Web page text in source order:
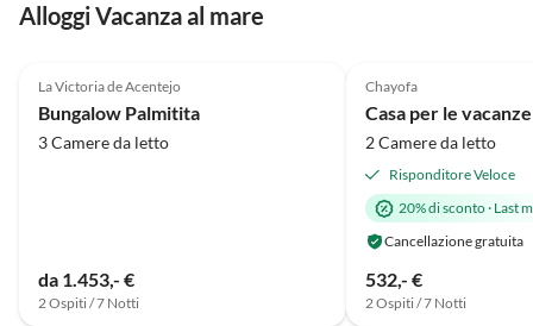
Alloggi Vacanza al mare
Super ospite
La Victoria de Acentejo
Bungalow Palmitita
3 Camere da letto
da 1.453,- €
2 Ospiti / 7 Notti
Chayofa
Casa per le
2 Camere da letto
Risponditore Veloce
20% di sconto· Last
Cancellazione gratuita
532,- €
2 Ospiti / 7 Notti